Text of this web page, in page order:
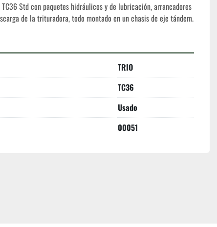
Std con paquetes hidráulicos y de lubricación, arrancadores
de la trituradora, todo montado en un chasis de eje tándem.
TRIO
TC36
Usado
00051